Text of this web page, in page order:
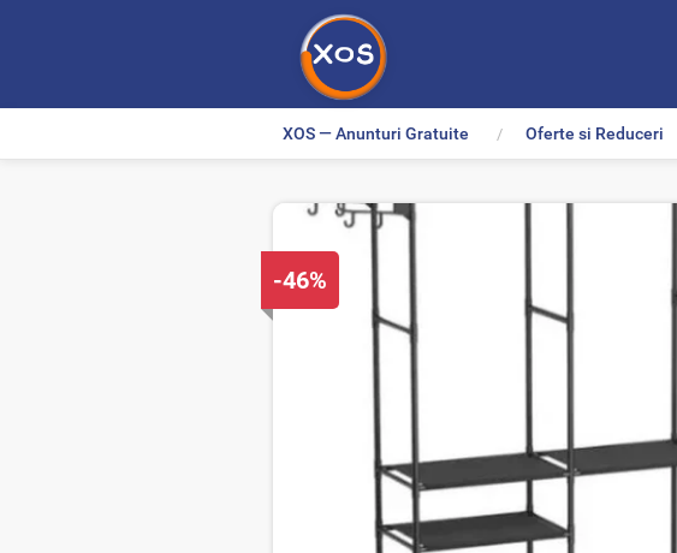
XOS — Anunturi Gratuite Oferte si Reduceri
D
i
-46%